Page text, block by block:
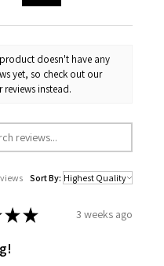
doesn't have any
yet, so check out our
reviews instead.
Sort By:
★★ 3 weeks ago